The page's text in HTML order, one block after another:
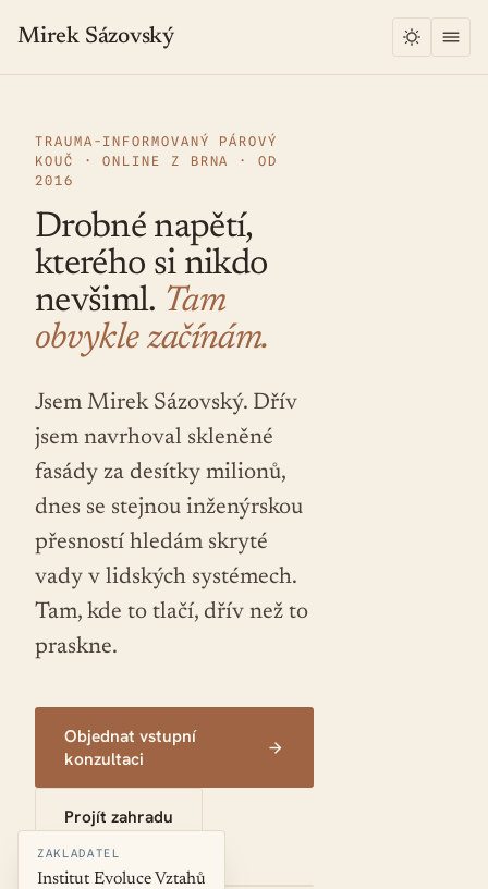
Mirek Sázovský
TRAUMA-INFORMOVANÝ PÁROVÝ
KOUČ · ONLINE Z BRNA · OD
2016
Drobné napětí,
kterého si nikdo
nevšiml. Tam
obvykle začínám.
Jsem Mirek Sázovský. Dřív
jsem navrhoval skleněné
fasády za desítky milionů,
dnes se stejnou inženýrskou
přesností hledám skryté
vady v lidských systémech.
Tam, kde to tlačí, dřív než to
praskne.
Objednat vstupní
konzultaci
Projít zahradu
ZAKLADATEL
Institut Evoluce Vztahů